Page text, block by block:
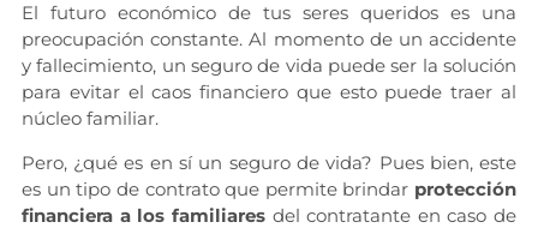
El futuro económico de tus seres queridos es una
preocupación constante. Al momento de un accidente
y fallecimiento, un seguro de vida puede ser la solución
para evitar el caos financiero que esto puede traer al
núcleo familiar.
Pero, ¿qué es en sí un seguro de vida? Pues bien, este
es un tipo de contrato que permite brindar protección
financiera a los familiares del contratante en caso de